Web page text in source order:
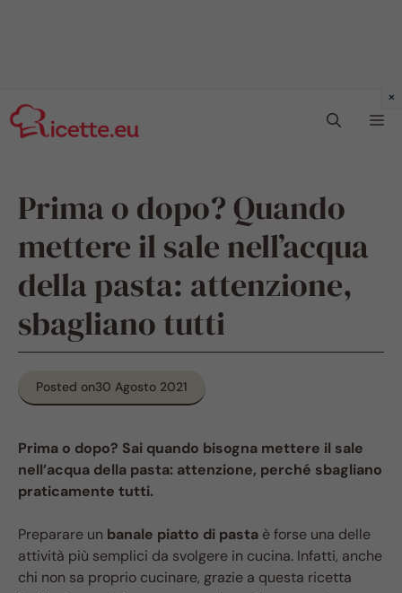
al
contenuto
Prima o dopo? Quando
mettere il sale nell’acqua
della pasta: attenzione,
sbagliano tutti
Posted on30 Agosto 2021
Prima o dopo? Sai quando bisogna mettere il sale
nell’acqua della pasta: attenzione, perché sbagliano
praticamente tutti.
Preparare un banale piatto di pasta è forse una delle
attività più semplici da svolgere in cucina. Infatti, anche
chi non sa proprio cucinare, grazie a questa ricetta